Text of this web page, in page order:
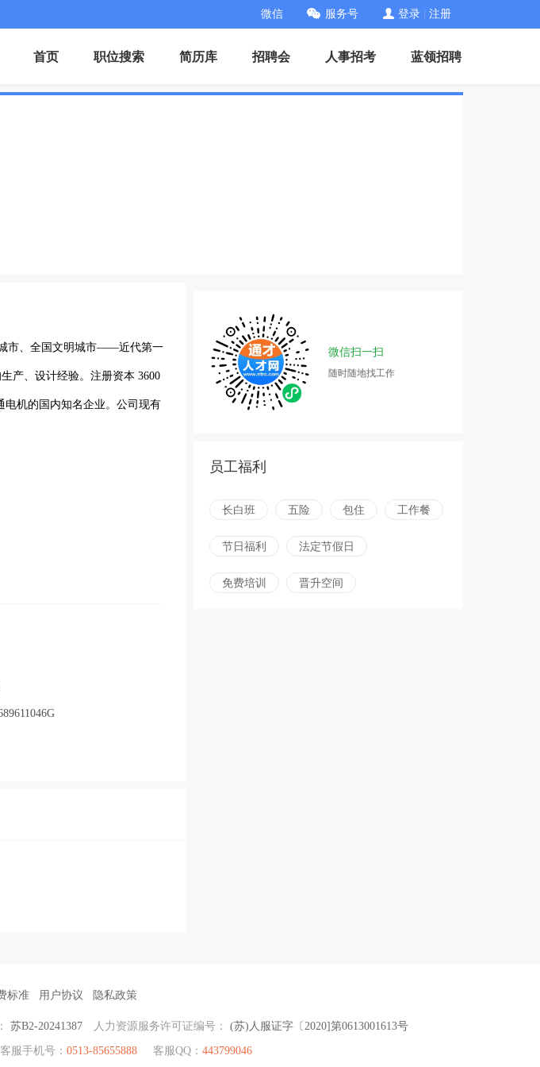
微信 服务号 登录 注册
首页 职位搜索 简历库 招聘会 人事招考 蓝领招聘
市、全国文明城市——近代第一
产、设计经验。注册资本 3600
电机的国内知名企业。公司现有
师 6 人。本公司的发展呈现出
。电机产品，特别是中小型电
益和保护环境等方面均有重要
业化的需求促使本公司为下游
发定制化的防爆电机、变频电
微信扫一扫
随时随地找工作
员工福利
长白班 五险 包住 工作餐
节日福利 法定节假日
免费培训 晋升空间
标准 用户协议 隐私政策
苏B2-20241387 人力资源服务许可证编号： (苏)人服证字〔2020]第0613001613号
客服手机号： 0513-85655888 客服QQ： 443799046